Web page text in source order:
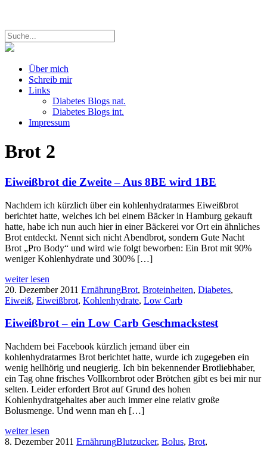
Über mich
Schreib mir
Links
Diabetes Blogs nat.
Diabetes Blogs int.
Impressum
Brot 2
Eiweißbrot die Zweite – Aus 8BE wird 1BE
Nachdem ich kürzlich über ein kohlenhydratarmes Eiweißbrot
berichtet hatte, welches ich bei einem Bäcker in Hamburg gekauft
hatte, habe ich nun auch hier in einer Bäckerei vor Ort ein ähnliches
Brot entdeckt. Nennt sich nicht Abendbrot, sondern Gute Nacht
Brot „Pro Body“ und wird wie folgt beworben: Ein Brot mit 90%
weniger Kohlenhydrate und 300% […]
weiter lesen
20. Dezember 2011 ErnährungBrot, Broteinheiten, Diabetes,
Eiweiß, Eiweißbrot, Kohlenhydrate, Low Carb
Eiweißbrot – ein Low Carb Geschmackstest
Nachdem bei Facebook kürzlich jemand über ein
kohlenhydratarmes Brot berichtet hatte, wurde ich zugegeben ein
wenig hellhörig und neugierig. Ich bin bekennender Brotliebhaber,
ein Tag ohne frisches Vollkornbrot oder Brötchen gibt es bei mir nur
selten. Leider erfordert Brot auf Grund des hohen
Kohlenhydratgehaltes aber auch immer eine relativ große
Bolusmenge. Und wenn man eh […]
weiter lesen
8. Dezember 2011 ErnährungBlutzucker, Bolus, Brot,